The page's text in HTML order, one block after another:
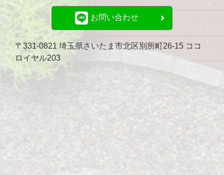
お問い合わせ
〒331-0821 埼玉県さいたま市北区別所町26-15 ココ
ロイヤル203